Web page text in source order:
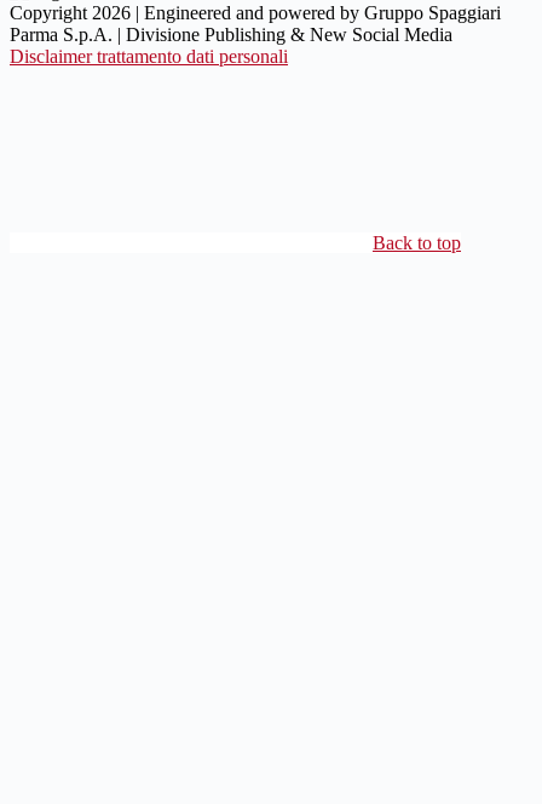
Copyright 2026 | Engineered and powered by Gruppo Spaggiari
Parma S.p.A. | Divisione Publishing & New Social Media
Disclaimer trattamento dati personali
Back to top